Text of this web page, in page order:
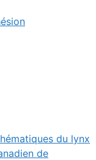
du lynx
de